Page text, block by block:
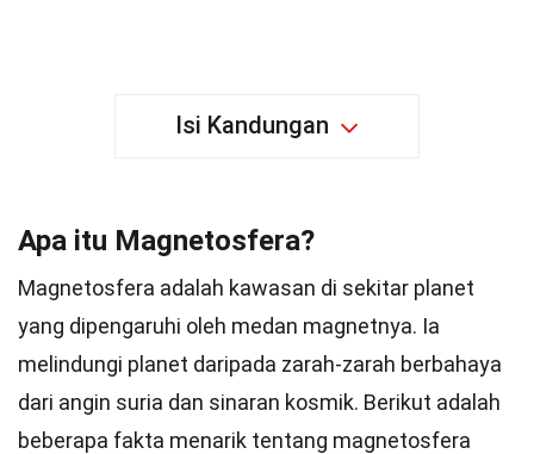
Isi Kandungan
Apa itu Magnetosfera?
Magnetosfera adalah kawasan di sekitar planet
yang dipengaruhi oleh medan magnetnya. Ia
melindungi planet daripada zarah-zarah berbahaya
dari angin suria dan sinaran kosmik. Berikut adalah
beberapa fakta menarik tentang magnetosfera